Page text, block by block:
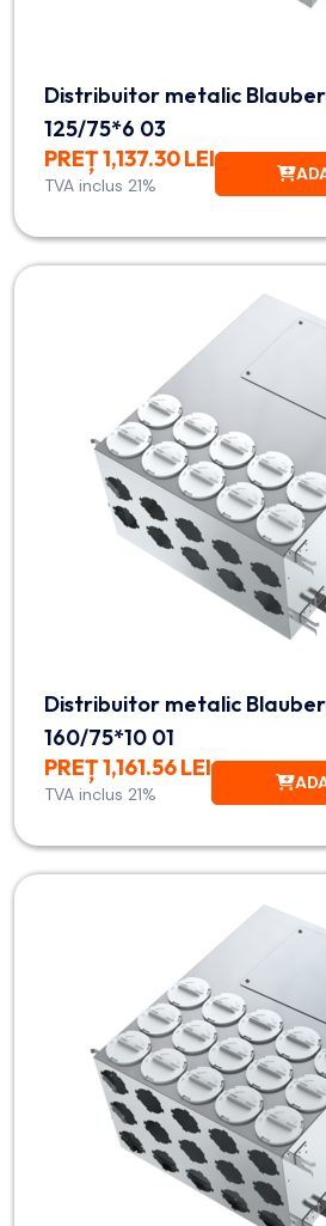
Distribuitor metalic
125/75*6 03
PREȚ 1,137.30 LEI
TVA inclus 21%
Distribuitor metalic
160/75*10 01
PREȚ 1,161.56 LEI
TVA inclus 21%